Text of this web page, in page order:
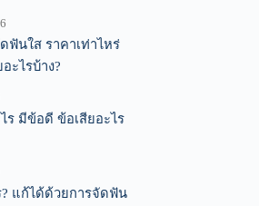
ฟันใส ราคาเท่าไหร่
ะไรบ้าง?
ร มีข้อดี ข้อเสียอะไร
แก้ได้ด้วยการจัดฟัน